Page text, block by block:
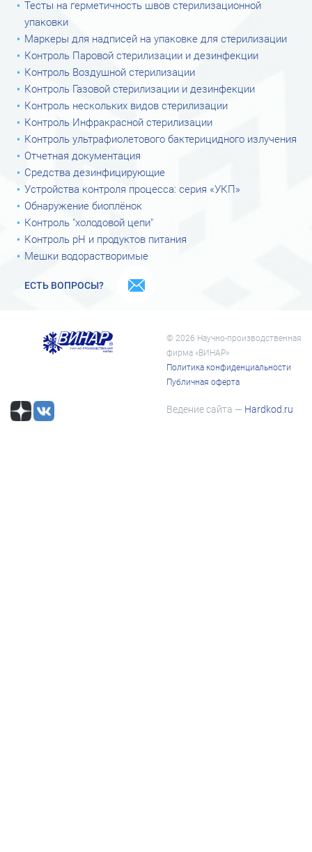
Тесты на герметичность швов стерилизационной
упаковки
Маркеры для надписей на упаковке для стерилизации
Контроль Паровой стерилизации и дезинфекции
Контроль Воздушной стерилизации
Контроль Газовой стерилизации и дезинфекции
Контроль нескольких видов стерилизации
Контроль Инфракрасной стерилизации
Контроль ультрафиолетового бактерицидного излучения
Отчетная документация
Средства дезинфицирующие
Устройства контроля процесса: серия «УКП»
Обнаружение биоплёнок
Контроль "холодовой цепи"
Контроль рН и продуктов питания
Мешки водорастворимые
ЕСТЬ ВОПРОСЫ?
© 2026 Научно-производственная
фирма «ВИНАР»
Политика конфиденциальности
Публичная оферта
Ведение сайта — Hardkod.ru